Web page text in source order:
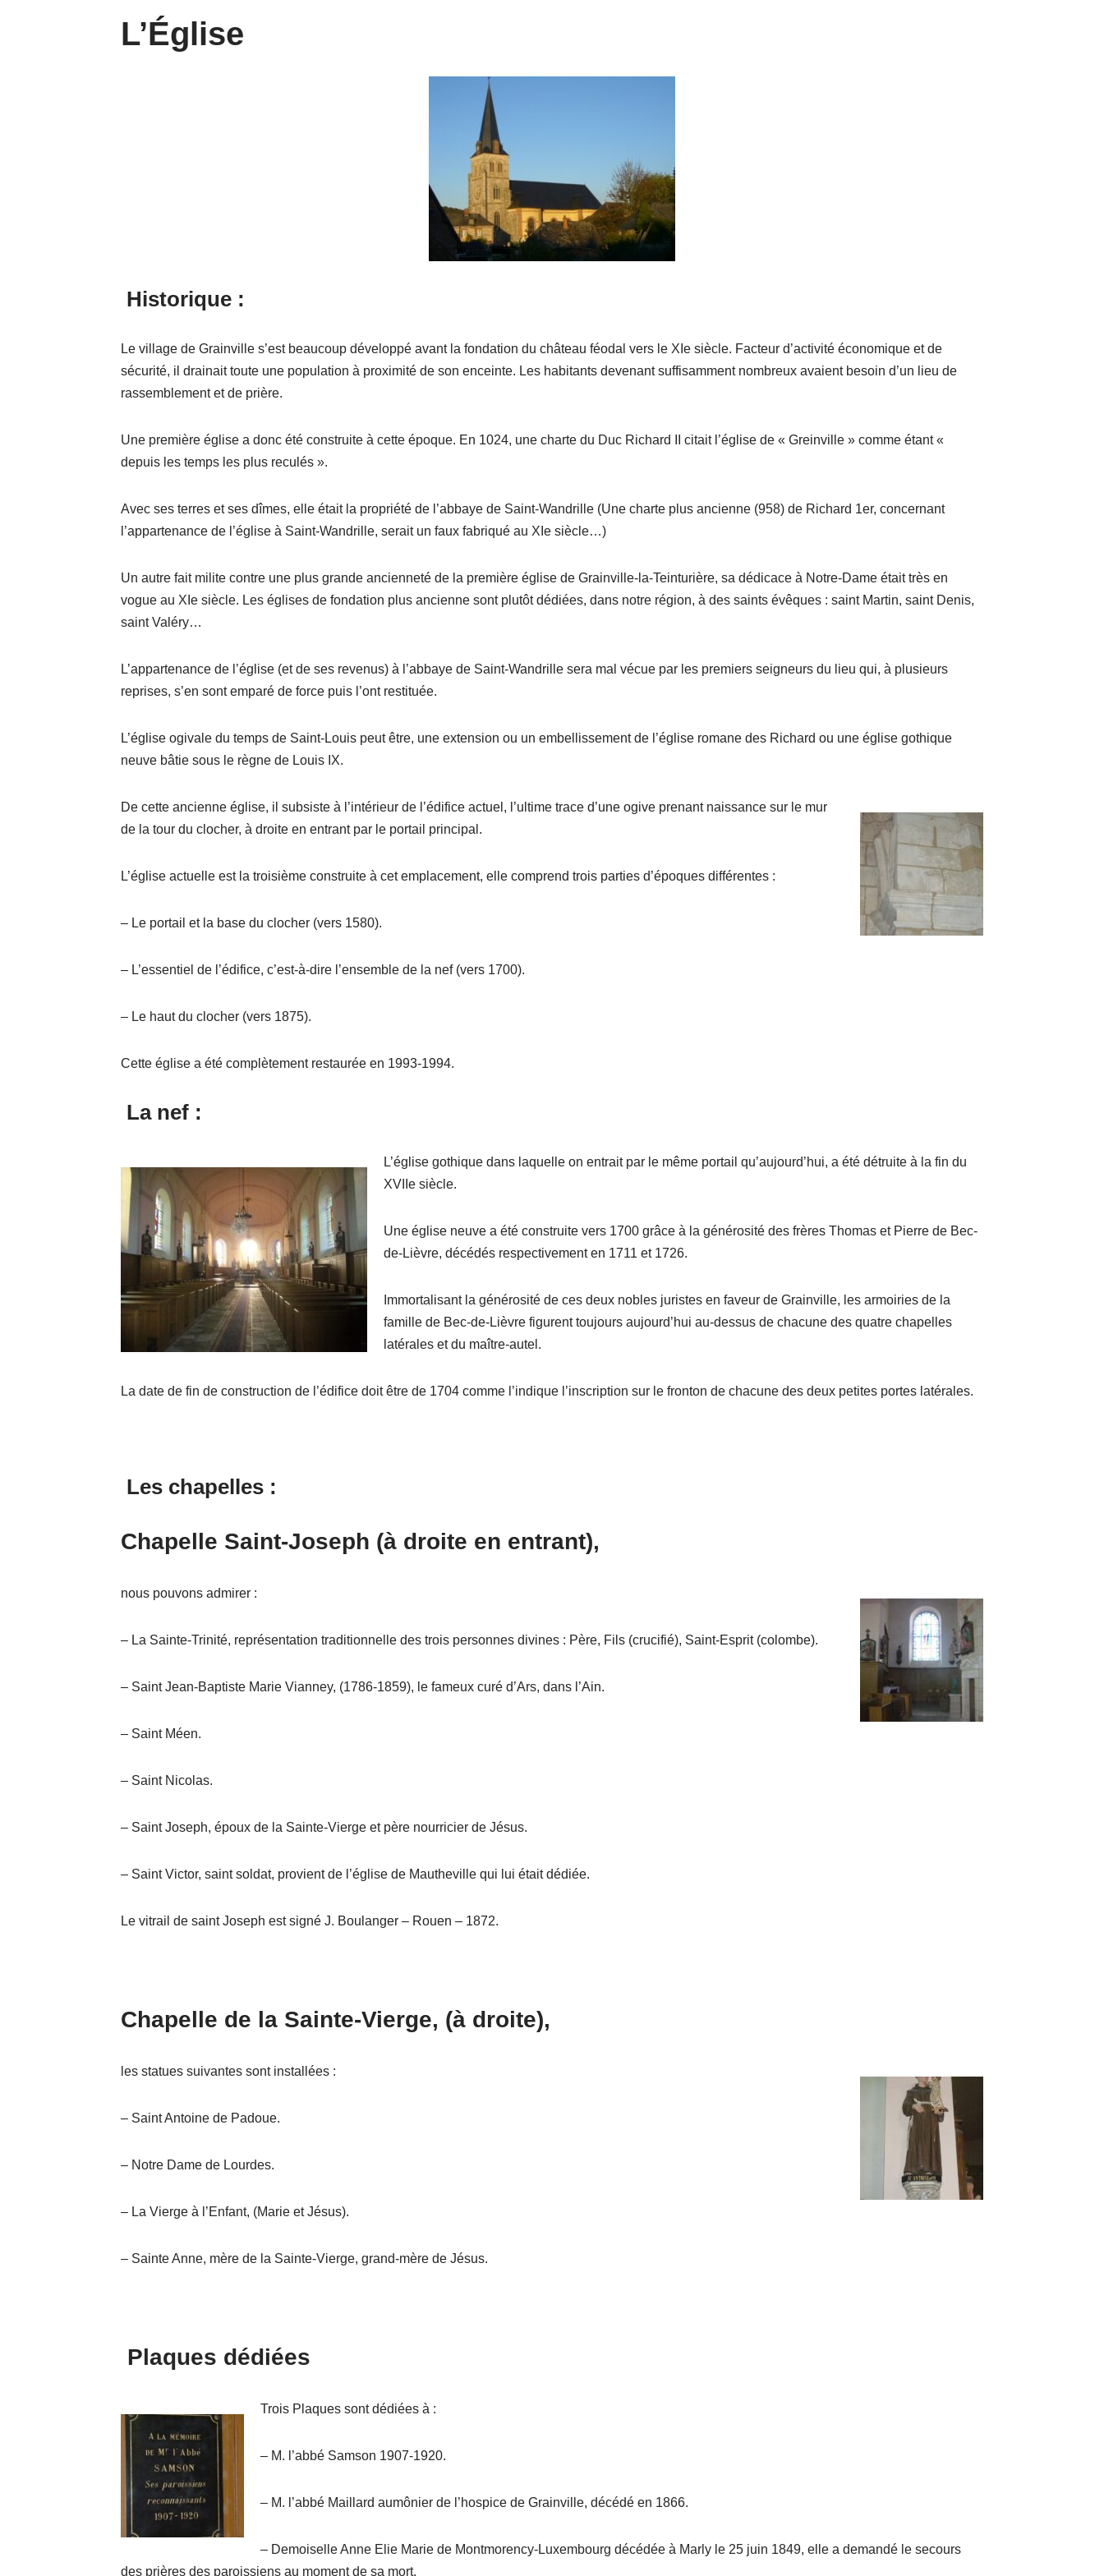
L’Église
Historique :
Le village de Grainville s’est beaucoup développé avant la fondation du château féodal vers le XIe siècle. Facteur d’activité économique et de
sécurité, il drainait toute une population à proximité de son enceinte. Les habitants devenant suffisamment nombreux avaient besoin d’un lieu de
rassemblement et de prière.
Une première église a donc été construite à cette époque. En 1024, une charte du Duc Richard II citait l’église de « Greinville » comme étant «
depuis les temps les plus reculés ».
Avec ses terres et ses dîmes, elle était la propriété de l’abbaye de Saint-Wandrille (Une charte plus ancienne (958) de Richard 1er, concernant
l’appartenance de l’église à Saint-Wandrille, serait un faux fabriqué au XIe siècle…)
Un autre fait milite contre une plus grande ancienneté de la première église de Grainville-la-Teinturière, sa dédicace à Notre-Dame était très en
vogue au XIe siècle. Les églises de fondation plus ancienne sont plutôt dédiées, dans notre région, à des saints évêques : saint Martin, saint Denis,
saint Valéry…
L’appartenance de l’église (et de ses revenus) à l’abbaye de Saint-Wandrille sera mal vécue par les premiers seigneurs du lieu qui, à plusieurs
reprises, s’en sont emparé de force puis l’ont restituée.
L’église ogivale du temps de Saint-Louis peut être, une extension ou un embellissement de l’église romane des Richard ou une église gothique
neuve bâtie sous le règne de Louis IX.
De cette ancienne église, il subsiste à l’intérieur de l’édifice actuel, l’ultime trace d’une ogive prenant naissance sur le mur
de la tour du clocher, à droite en entrant par le portail principal.
L’église actuelle est la troisième construite à cet emplacement, elle comprend trois parties d’époques différentes :
– Le portail et la base du clocher (vers 1580).
– L’essentiel de l’édifice, c’est-à-dire l’ensemble de la nef (vers 1700).
– Le haut du clocher (vers 1875).
Cette église a été complètement restaurée en 1993-1994.
La nef :
L’église gothique dans laquelle on entrait par le même portail qu’aujourd’hui, a été détruite à la fin du
XVIIe siècle.
Une église neuve a été construite vers 1700 grâce à la générosité des frères Thomas et Pierre de Bec-
de-Lièvre, décédés respectivement en 1711 et 1726.
Immortalisant la générosité de ces deux nobles juristes en faveur de Grainville, les armoiries de la
famille de Bec-de-Lièvre figurent toujours aujourd’hui au-dessus de chacune des quatre chapelles
latérales et du maître-autel.
La date de fin de construction de l’édifice doit être de 1704 comme l’indique l’inscription sur le fronton de chacune des deux petites portes latérales.
Les chapelles :
Chapelle Saint-Joseph (à droite en entrant),
nous pouvons admirer :
– La Sainte-Trinité, représentation traditionnelle des trois personnes divines : Père, Fils (crucifié), Saint-Esprit (colombe).
– Saint Jean-Baptiste Marie Vianney, (1786-1859), le fameux curé d’Ars, dans l’Ain.
– Saint Méen.
– Saint Nicolas.
– Saint Joseph, époux de la Sainte-Vierge et père nourricier de Jésus.
– Saint Victor, saint soldat, provient de l’église de Mautheville qui lui était dédiée.
Le vitrail de saint Joseph est signé J. Boulanger – Rouen – 1872.
Chapelle de la Sainte-Vierge, (à droite),
les statues suivantes sont installées :
– Saint Antoine de Padoue.
– Notre Dame de Lourdes.
– La Vierge à l’Enfant, (Marie et Jésus).
– Sainte Anne, mère de la Sainte-Vierge, grand-mère de Jésus.
Plaques dédiées
Trois Plaques sont dédiées à :
– M. l’abbé Samson 1907-1920.
– M. l’abbé Maillard aumônier de l’hospice de Grainville, décédé en 1866.
– Demoiselle Anne Elie Marie de Montmorency-Luxembourg décédée à Marly le 25 juin 1849, elle a demandé le secours
des prières des paroissiens au moment de sa mort.